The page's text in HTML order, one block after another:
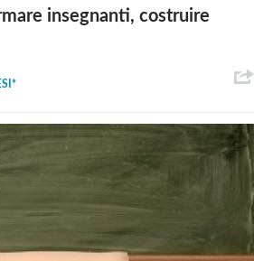
insegnanti, costruire